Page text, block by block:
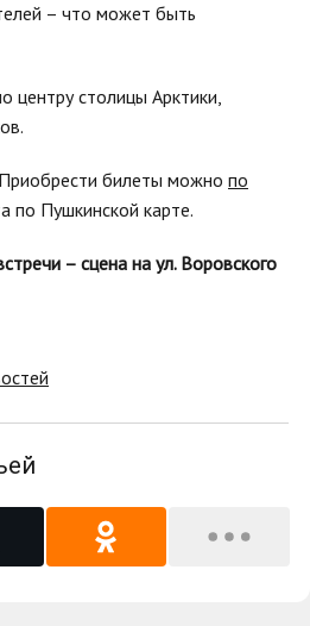
– что может быть
центру столицы Арктики,
билеты можно по
по Пушкинской карте.
– сцена на ул. Воровского